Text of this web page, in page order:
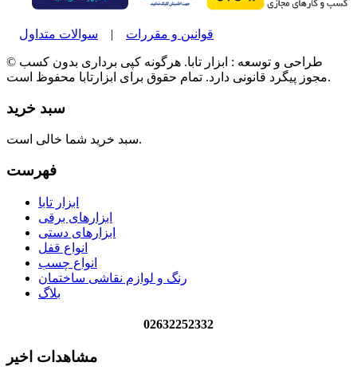
قوانین و مقررات | سوالات متداول
© طراحی و توسعه : ابزار تابا. هرگونه کپی برداری بدون کسب
مجوز پیگرد قانونی دارد. تمام حقوق برای ابزارتابا محفوظ است.
سبد خرید
سبد خرید شما خالی است.
فهرست
ابزار تابا
ابزارهای برقی
ابزارهای دستی
انواع قفل
انواع چسب
رنگ و لوازم نقاشی ساختمان
بلاگ
02632252332
مشاهدات اخیر